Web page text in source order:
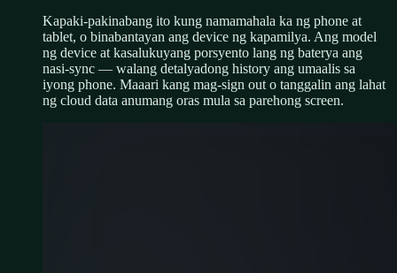
Kapaki-pakinabang ito kung namamahala ka ng phone at
tablet, o binabantayan ang device ng kapamilya. Ang model
ng device at kasalukuyang porsyento lang ng baterya ang
nasi-sync — walang detalyadong history ang umaalis sa
iyong phone. Maaari kang mag-sign out o tanggalin ang lahat
ng cloud data anumang oras mula sa parehong screen.